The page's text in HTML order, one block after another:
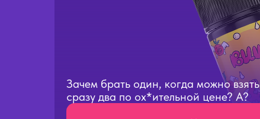
Зачем брать один, когда можно взять
сразу два по ох*ительной цене? А?